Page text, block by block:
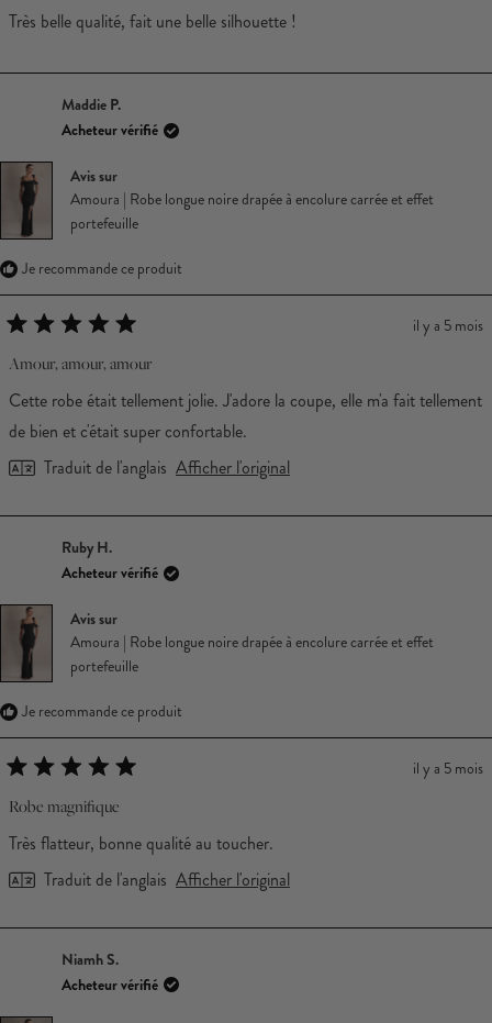
5
étoiles
Très belle qualité, fait une belle silhouette !
Maddie P.
Acheteur vérifié
Avis sur
Amoura | Robe longue noire drapée à encolure carrée et effet
portefeuille
Je recommande ce produit
5
5
étoiles
il y a 5 mois
Amour, amour, amour
Cette robe était tellement jolie. J'adore la coupe, elle m'a fait tellement
de bien et c'était super confortable.
Traduit de l'anglais Afficher l'original
Ruby H.
Acheteur vérifié
Avis sur
Amoura | Robe longue noire drapée à encolure carrée et effet
portefeuille
Je recommande ce produit
5
sur
5
étoiles
il y a 5 mois
Robe magnifique
Très flatteur, bonne qualité au toucher.
Traduit de l'anglais Afficher l'original
Niamh S.
Acheteur vérifié